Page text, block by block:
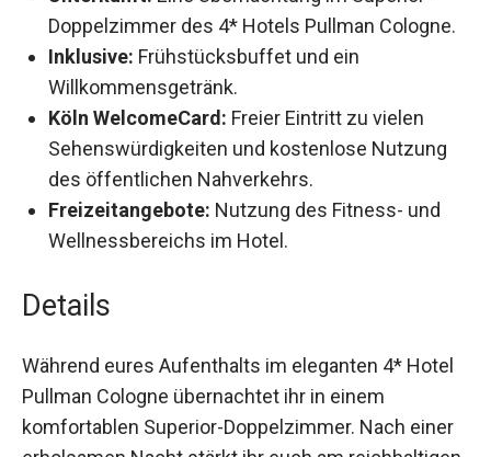
Unterkunft:
Eine Übernachtung im Superior-
Doppelzimmer des 4* Hotels Pullman
Cologne.
Inklusive:
Frühstücksbuffet und ein
Willkommensgetränk.
Köln WelcomeCard: Freier Eintritt zu vielen
Sehenswürdigkeiten und kostenlose Nutzung
des öffentlichen Nahverkehrs.
Wellnessbereichs im Hotel.
Details
Während eures Aufenthalts im eleganten 4*
Hotel Pullman Cologne übernachtet ihr in einem